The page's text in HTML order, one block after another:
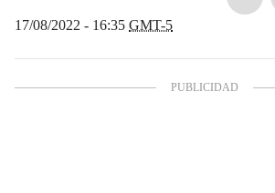
17/08/2022 - 16:35 GMT-5